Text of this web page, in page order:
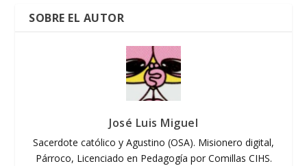
SOBRE EL AUTOR
José Luis Miguel
Sacerdote católico y Agustino (OSA). Misionero digital,
Párroco, Licenciado en Pedagogía por Comillas CIHS.